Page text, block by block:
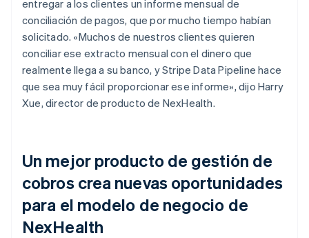
entregar a los clientes un informe mensual de
conciliación de pagos, que por mucho tiempo habían
solicitado. «Muchos de nuestros clientes quieren
conciliar ese extracto mensual con el dinero que
realmente llega a su banco, y Stripe Data Pipeline hace
que sea muy fácil proporcionar ese informe», dijo Harry
Xue, director de producto de NexHealth.
Un mejor producto de gestión de
cobros crea nuevas oportunidades
para el modelo de negocio de
NexHealth